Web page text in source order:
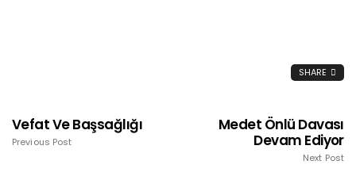
SHARE
Vefat Ve Başsağlığı
Previous Post
Medet Önlü Davası
Devam Ediyor
Next Post